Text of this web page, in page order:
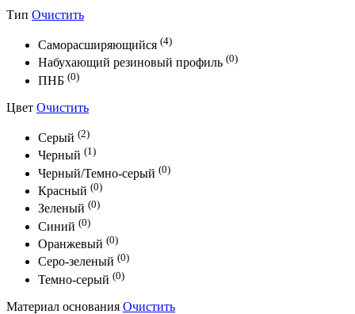
Тип Очистить
Саморасширяющийся (4)
Набухающий резиновый профиль (0)
ПНБ (0)
Цвет Очистить
Серый (2)
Черный (1)
Черный/Темно-серый (0)
Красный (0)
Зеленый (0)
Синий (0)
Оранжевый (0)
Серо-зеленый (0)
Темно-серый (0)
Материал основания Очистить